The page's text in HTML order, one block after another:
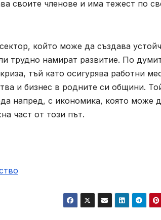
своите членове и има тежест по
който може да създава
трудно намират развитие. По
тъй като осигурява работни
и бизнес в родните си общини.
напред, с икономика, която може
част от този път.